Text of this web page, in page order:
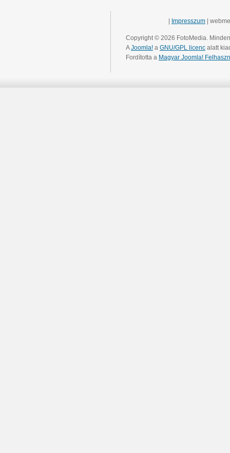
Impresszum |
Copyright © 2026 FotoMedia.
AJoomla! a GNU/GPL licenc alatt
Fordította a Magyar Joomla!